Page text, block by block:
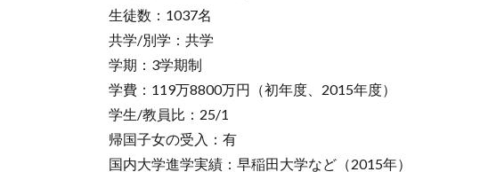
生徒数：1037名
共学/別学：共学
学期：3学期制
学費：119万8800万円（初年度、2015年度）
学生/教員比：25/1
帰国子女の受入：有
国内大学進学実績：早稲田大学など（2015年）